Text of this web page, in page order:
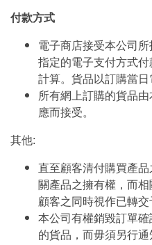
付款方式
電子商店接受本公司
指定的電子支付方式
計算。貨品以訂購當日
所有網上訂購的貨品
應而接受。
其他:
直至顧客清付購買產
關產品之擁有權，而
顧客之同時視作已轉交
本公司有權銷毀訂單
的貨品，而毋須另行